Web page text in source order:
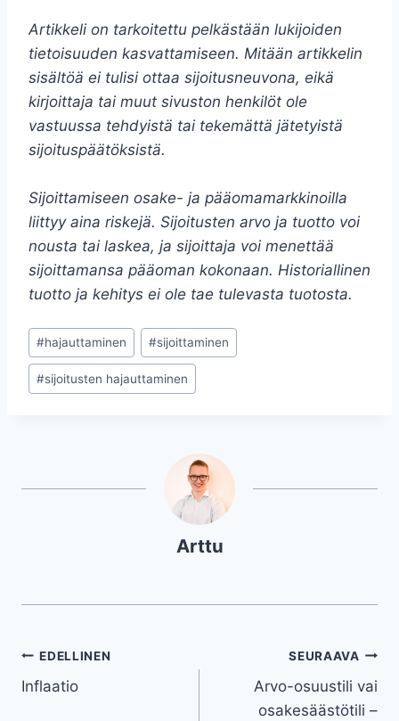
Artikkeli on tarkoitettu pelkästään lukijoiden
tietoisuuden kasvattamiseen. Mitään artikkelin
sisältöä ei tulisi ottaa sijoitusneuvona, eikä
kirjoittaja tai muut sivuston henkilöt ole
vastuussa tehdyistä tai tekemättä jätetyistä
sijoituspäätöksistä.
Sijoittamiseen osake- ja pääomamarkkinoilla
liittyy aina riskejä. Sijoitusten arvo ja tuotto voi
nousta tai laskea, ja sijoittaja voi menettää
sijoittamansa pääoman kokonaan. Historiallinen
tuotto ja kehitys ei ole tae tulevasta tuotosta.
Avainsanat:
#hajauttaminen #sijoittaminen
#sijoitusten hajauttaminen
Arttu
Artikkelien
selaus
EDELLINEN
Inflaatio
SEURAAVA
Arvo-osuustili vai
osakesäästötili –